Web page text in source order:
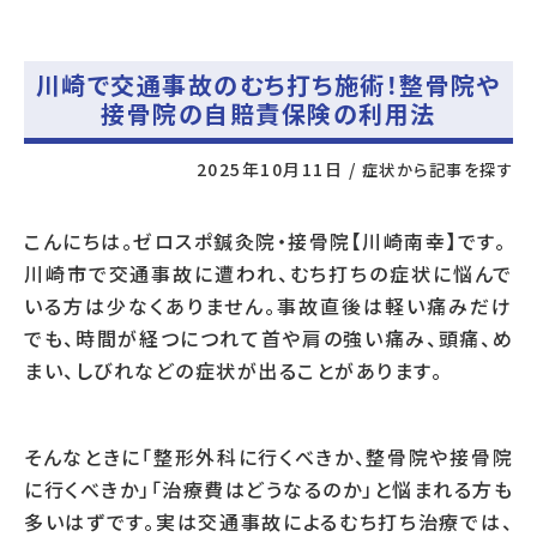
川崎で交通事故のむち打ち施術！整骨院や
接骨院の自賠責保険の利用法
2025年10月11日 / 症状から記事を探す
こんにちは。ゼロスポ鍼灸院・接骨院【川崎南幸】です。
川崎市で交通事故に遭われ、むち打ちの症状に悩んで
いる方は少なくありません。事故直後は軽い痛みだけ
でも、時間が経つにつれて首や肩の強い痛み、頭痛、め
まい、しびれなどの症状が出ることがあります。
そんなときに「整形外科に行くべきか、整骨院や接骨院
に行くべきか」「治療費はどうなるのか」と悩まれる方も
多いはずです。実は交通事故によるむち打ち治療では、